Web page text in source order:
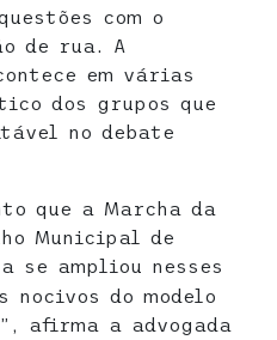
com o
de rua. A
em várias
dos grupos que
no debate
que a Marcha da
Municipal de
se ampliou nesses
nocivos do modelo
afirma a advogada